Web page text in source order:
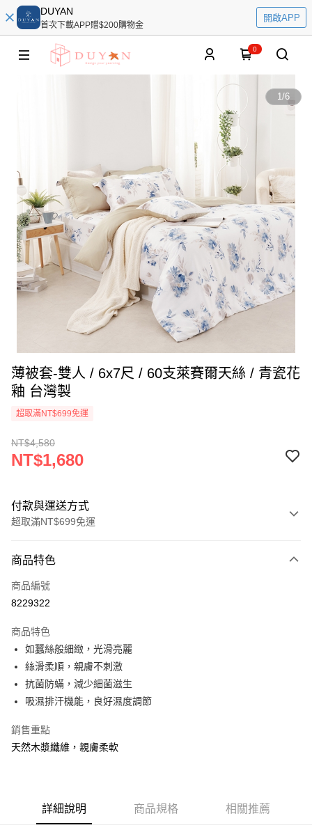
DUYAN
首次下載APP贈$200購物金
開啟APP
0
1/6
薄被套-雙人 / 6x7尺 / 60支萊賽爾天絲 / 青瓷花
釉 台灣製
超取滿NT$699免運
NT$4,580
NT$1,680
付款與運送方式
超取滿NT$699免運
信用卡一次付款
信用卡分期付款
合作金庫商業銀行
華南商業銀行
上海商業儲蓄銀行
國泰世華商業銀行
臺灣中小企業銀行
聯邦商業銀行
元大商業銀行
超商取貨付款
LINE Pay
Apple Pay
Google Pay
相關說明
商品特色
商品編號
8229322
商品特色
如蠶絲般細緻，光滑亮麗
絲滑柔順，親膚不刺激
抗菌防蟎，減少細菌滋生
吸濕排汗機能，良好濕度調節
銷售重點
天然木漿纖維，親膚柔軟
詳細說明 商品規格 相關推薦